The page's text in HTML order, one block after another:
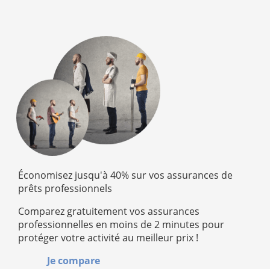
Économisez jusqu'à 40% sur vos assurances de
prêts professionnels
Comparez gratuitement vos assurances
professionnelles en moins de 2 minutes pour
protéger votre activité au meilleur prix !
Je compare